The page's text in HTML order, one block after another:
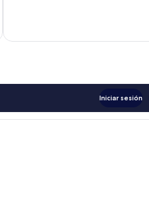
Iniciar sesión